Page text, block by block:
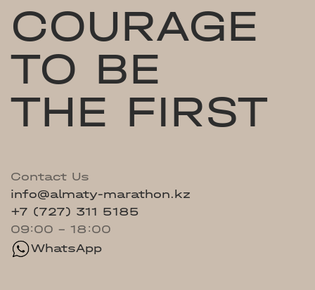
COURAGE
TO BE
THE FIRST
Contact Us
info@almaty-marathon.kz
+7 (727) 311 5185
09:00 - 18:00
WhatsApp